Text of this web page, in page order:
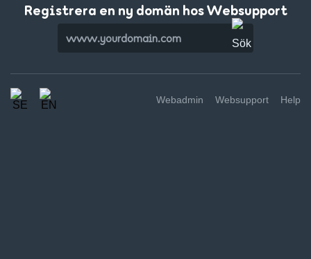
Registrera en ny domän hos Websupport
Webadmin Websupport Help